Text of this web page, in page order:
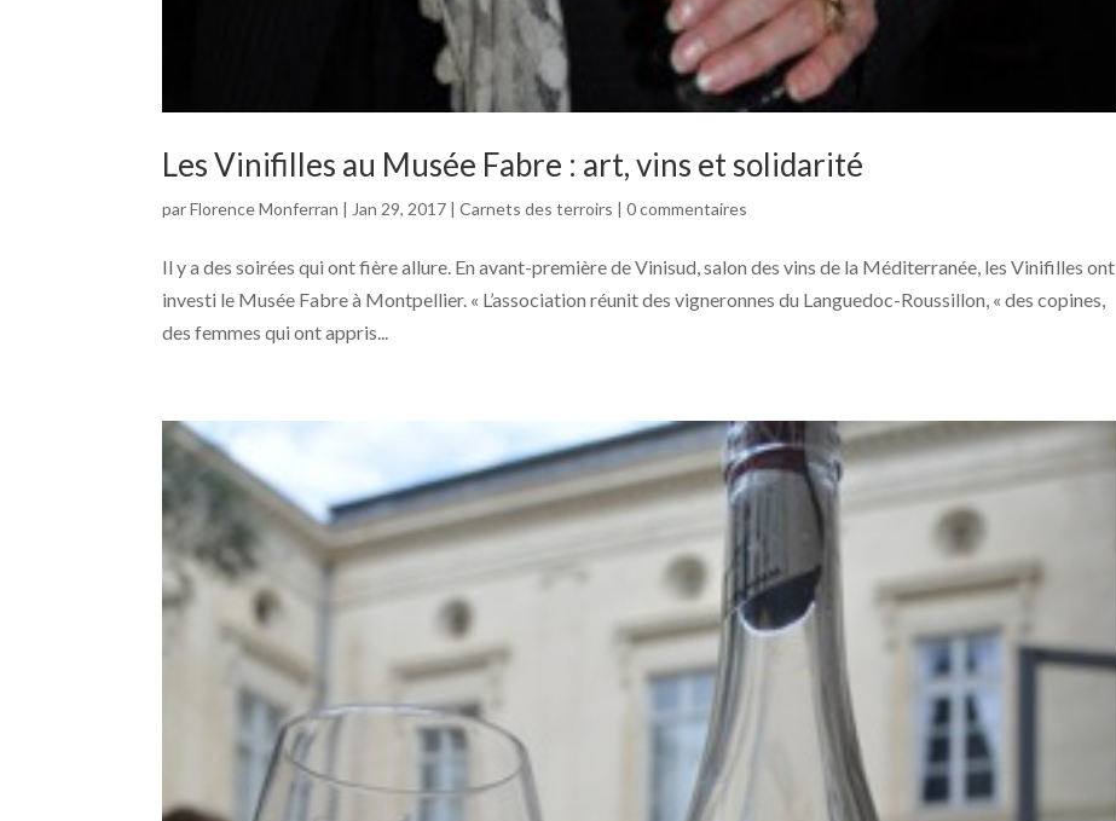
Les Vinifilles au Musée Fabre : art, vins et solidarité
parFlorence Monferran |Jan 29, 2017 |Carnets des terroirs |0 commentaires
Il y a des soirées qui ont fière allure. En avant-première de Vinisud, salon des vins de la Méditerranée, les Vinifilles ont
investi le Musée Fabre à Montpellier. « L’association réunit des vigneronnes du Languedoc-Roussillon, « des copines,
des femmes qui ont appris...